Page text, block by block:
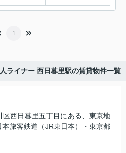
1
ライナー 西日暮里駅の賃貸物件一覧
西日暮里五丁目にある、東京地
旅客鉄道（JR東日本）・東京都